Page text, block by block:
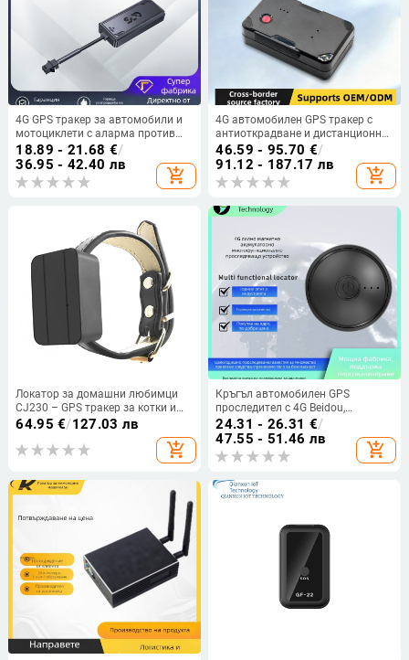
4G GPS тракер за автомобили и
мотоциклети с аларма против
кражба
18.89 - 21.68 €/
36.95 - 42.40 лв
add_shopping_cart
4G автомобилен GPS тракер с
антиоткрадване и дистанционно
проследяване, реално време на
местоположение, магнитно
монтиране, сигнали: вибрация,
изключване на захранването,
скорост
46.59 - 95.70 €/
91.12 - 187.17 лв
add_shopping_cart
Локатор за домашни любимци
CJ230 – GPS тракер за котки и
кучета; точност на
позициониране: 5 м; аларми:
вибрация, сигнали на мобилно
устройство, ограда, превишена
AMAP; модел CJ230
64.95 €/127.03 лв
add_shopping_cart
Кръгъл автомобилен GPS
проследител с 4G Beidou,
магнитно закрепване, без
монтаж
24.31 - 26.31 €/
47.55 - 51.46 лв
add_shopping_cart